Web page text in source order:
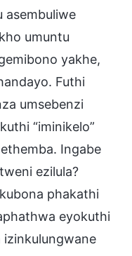
asembuliwe
umuntu
yakhe,
Futhi
umsebenzi
“iminikelo”
Ingabe
ezilula?
phakathi
eyokuthi
izinkulungwane